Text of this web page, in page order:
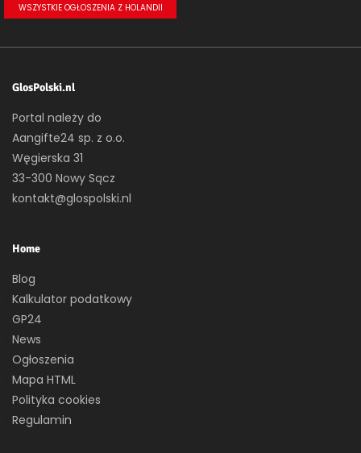
WSZYSTKIE OGŁOSZENIA Z HOLANDII
GlosPolski.nl
Portal należy do
Aangifte24 sp. z o.o.
Węgierska 31
33-300 Nowy Sącz
kontakt@glospolski.nl
Home
Blog
Kalkulator podatkowy
GP24
News
Ogłoszenia
Mapa HTML
Polityka cookies
Regulamin